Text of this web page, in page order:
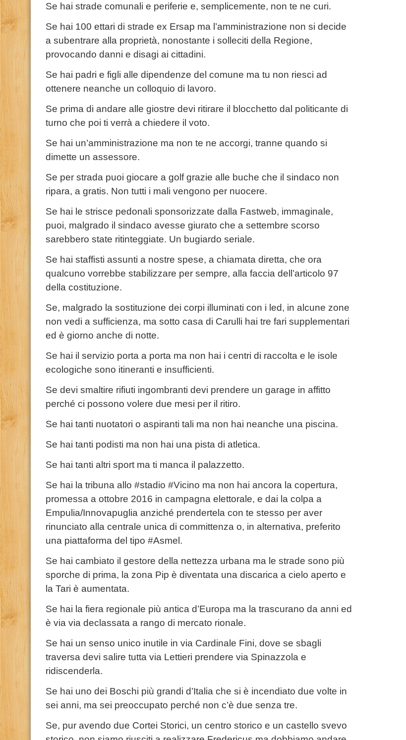
Se hai strade comunali e periferie e, semplicemente, non te ne curi.
Se hai 100 ettari di strade ex Ersap ma l’amministrazione non si decide
a subentrare alla proprietà, nonostante i solleciti della Regione,
provocando danni e disagi ai cittadini.
Se hai padri e figli alle dipendenze del comune ma tu non riesci ad
ottenere neanche un colloquio di lavoro.
Se prima di andare alle giostre devi ritirare il blocchetto dal politicante di
turno che poi ti verrà a chiedere il voto.
Se hai un’amministrazione ma non te ne accorgi, tranne quando si
dimette un assessore.
Se per strada puoi giocare a golf grazie alle buche che il sindaco non
ripara, a gratis. Non tutti i mali vengono per nuocere.
Se hai le strisce pedonali sponsorizzate dalla Fastweb, immaginale,
puoi, malgrado il sindaco avesse giurato che a settembre scorso
sarebbero state ritinteggiate. Un bugiardo seriale.
Se hai staffisti assunti a nostre spese, a chiamata diretta, che ora
qualcuno vorrebbe stabilizzare per sempre, alla faccia dell’articolo 97
della costituzione.
Se, malgrado la sostituzione dei corpi illuminati con i led, in alcune zone
non vedi a sufficienza, ma sotto casa di Carulli hai tre fari supplementari
ed è giorno anche di notte.
Se hai il servizio porta a porta ma non hai i centri di raccolta e le isole
ecologiche sono itineranti e insufficienti.
Se devi smaltire rifiuti ingombranti devi prendere un garage in affitto
perché ci possono volere due mesi per il ritiro.
Se hai tanti nuotatori o aspiranti tali ma non hai neanche una piscina.
Se hai tanti podisti ma non hai una pista di atletica.
Se hai tanti altri sport ma ti manca il palazzetto.
Se hai la tribuna allo #stadio #Vicino ma non hai ancora la copertura,
promessa a ottobre 2016 in campagna elettorale, e dai la colpa a
Empulia/Innovapuglia anziché prendertela con te stesso per aver
rinunciato alla centrale unica di committenza o, in alternativa, preferito
una piattaforma del tipo #Asmel.
Se hai cambiato il gestore della nettezza urbana ma le strade sono più
sporche di prima, la zona Pip è diventata una discarica a cielo aperto e
la Tari è aumentata.
Se hai la fiera regionale più antica d’Europa ma la trascurano da anni ed
è via via declassata a rango di mercato rionale.
Se hai un senso unico inutile in via Cardinale Fini, dove se sbagli
traversa devi salire tutta via Lettieri prendere via Spinazzola e
ridiscenderla.
Se hai uno dei Boschi più grandi d’Italia che si è incendiato due volte in
sei anni, ma sei preoccupato perché non c’è due senza tre.
Se, pur avendo due Cortei Storici, un centro storico e un castello svevo